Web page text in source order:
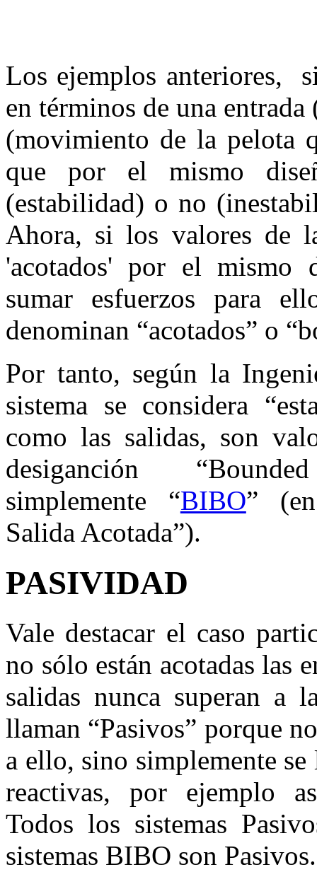
Los ejemplos anteriores,
en términos de una
(movimiento de la pelota
que por el mismo
(estabilidad) o no
Ahora, si los valores de
'acotados' por el mismo
sumar esfuerzos para
denominan “acotados” o
Por tanto, según la
sistema se considera
como las salidas, son
desiganción
simplemente “BIBO”
Salida Acotada”).
PASIVIDAD
Vale destacar el caso
no sólo están acotadas las
salidas nunca superan a
llaman “Pasivos” porque
a ello, sino simplemente
reactivas, por ejemplo
Todos los sistemas
sistemas BIBO son Pasivos.